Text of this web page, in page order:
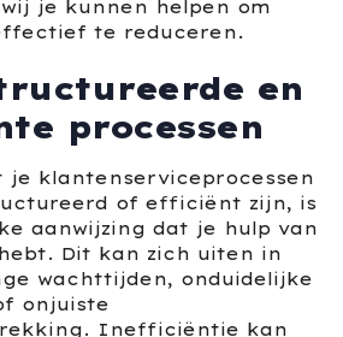
je kunnen helpen om
te reduceren.
en
processen
je klantenserviceprocessen
of efficiënt zijn, is
aanwijzing dat je hulp van
Dit kan zich uiten in
wachttijden, onduidelijke
onjuiste
Inefficiëntie kan